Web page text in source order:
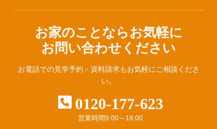
お家のことならお気軽に
お問い合わせください
お電話での見学予約・資料請求もお気軽にご相談くださ
い。
0120-177-623
営業時間9:00～18:00